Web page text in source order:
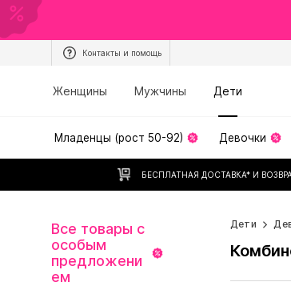
Контакты и помощь
Женщины Мужчины Дети
Младенцы (рост 50-92) Девочки
БЕСПЛАТНАЯ ДОСТАВКА* И
Все товары с
особым
предложени
ем
Дети